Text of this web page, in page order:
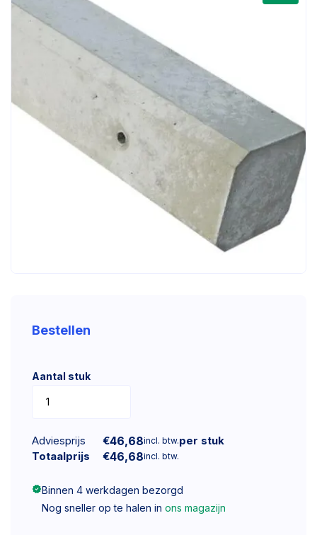
Bestellen
Aantal stuk
Adviesprijs €46,68incl. btw.per stuk
Totaalprijs
€46,68incl. btw.
Binnen 4 werkdagen bezorgd
Nog sneller op te halen in ons magazijn